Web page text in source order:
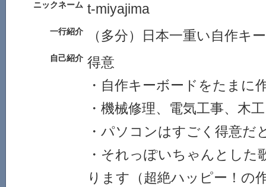
ニックネーム t-miyajima
一行紹介 （多分）日本一重い自作キ
自己紹介 得意
・自作キーボードをたまに
・機械修理、電気工事、木
・パソコンはすごく得意だ
・それっぽいちゃんとした
ります（超絶ハッピー！の